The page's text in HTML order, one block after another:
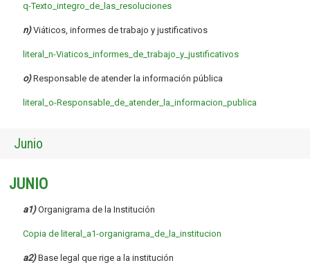
q-Texto_integro_de_las_resoluciones
n)Viáticos, informes de trabajo y justificativos
literal_n-Viaticos_informes_de_trabajo_y_justificativos
o)Responsable de atender la información pública
literal_o-Responsable_de_atender_la_informacion_publica
Junio
JUNIO
a1) Organigrama de la Institución
Copia de literal_a1-organigrama_de_la_institucion
a2) Base legal que rige a la institución